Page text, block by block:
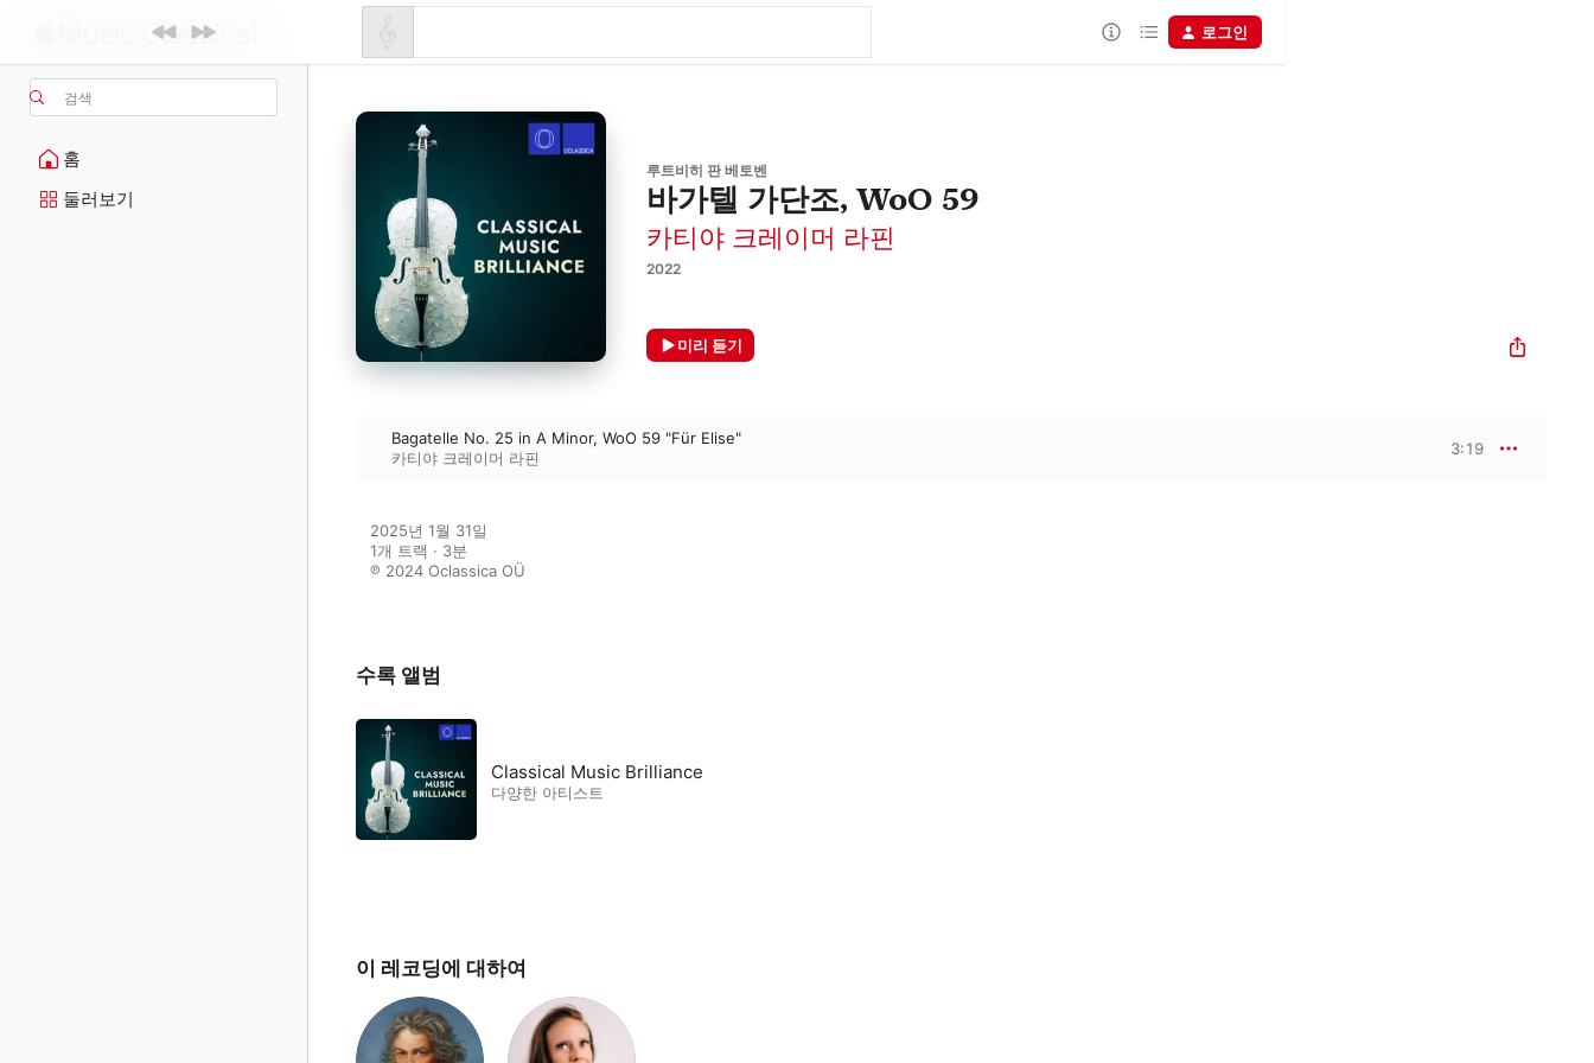
검색
홈
둘러보기
로그인
루트비히 판 베토벤
바가텔 가단조, WoO 59
카티야 크레이머 라핀
2022
미리 듣기
Bagatelle No. 25 in A Minor, WoO 59 "Für Elise"
카티야 크레이머 라핀
3:19
2025년 1월 31일
1개 트랙 · 3분
℗ 2024 Oclassica OÜ
수록 앨범
Classical Music Brilliance
다양한 아티스트
이 레코딩에 대하여